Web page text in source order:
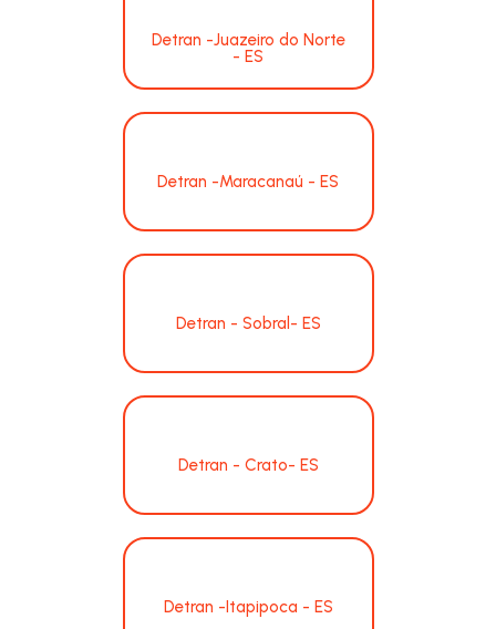
Detran -Juazeiro do Norte
- ES
Detran -Maracanaú - ES
Detran - Sobral- ES
Detran - Crato- ES
Detran -Itapipoca - ES